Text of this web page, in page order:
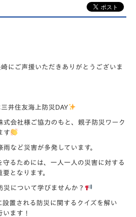
にご声援いただきありがとうございま
井住友海上防災DAY
式会社様ご協力のもと、親子防災ワーク
す
など災害が多発しています。
守るためには、一人一人の災害に対する
となります。
災について学びませんか？
設置される防災に関するクイズを解い
ます！